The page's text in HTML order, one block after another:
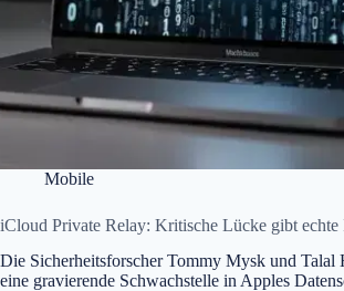
Mobile
iCloud Private Relay: Kritische Lücke gibt echte
Die Sicherheitsforscher Tommy Mysk und Talal
eine gravierende Schwachstelle in Apples